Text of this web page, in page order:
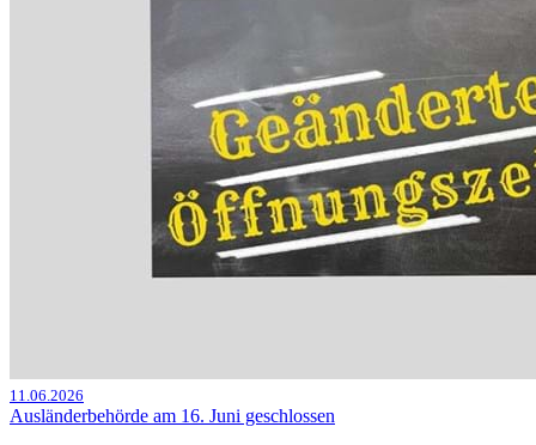
11.06.2026
Ausländerbehörde am 16. Juni geschlossen